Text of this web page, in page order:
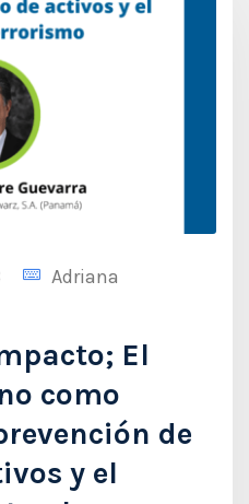
Adriana
El
como
de
y el